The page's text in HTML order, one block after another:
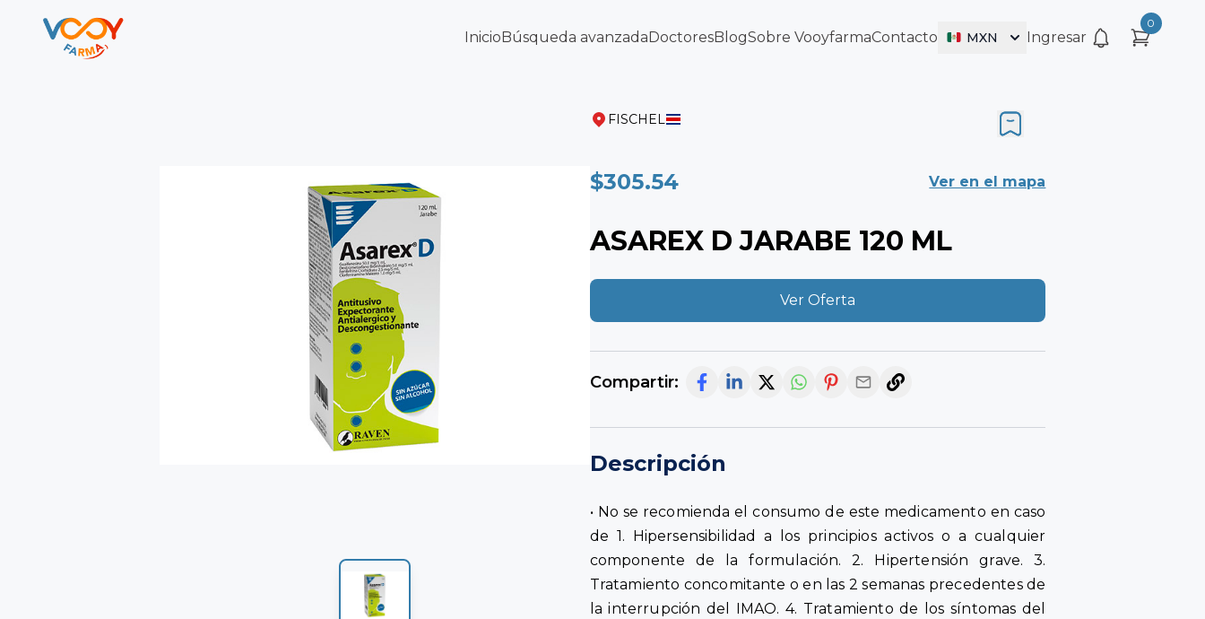
InicioBúsqueda avanzadaDoctoresBlogSobre VooyfarmaContacto MXN Ingresar
0
FISCHEL
$305.54 Ver en el mapa
ASAREX D JARABE 120 ML
Ver Oferta
Compartir:
Descripción
• No se recomienda el consumo de este medicamento en caso
de 1. Hipersensibilidad a los principios activos o a cualquier
componente de la formulación. 2. Hipertensión grave. 3.
Tratamiento concomitante o en las 2 semanas precedentes de
la interrupción del IMAO. 4. Tratamiento de los síntomas del